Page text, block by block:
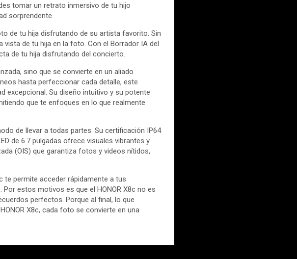
tomar un retrato inmersivo de tu hijo
sorprendente.
de tu hija disfrutando de su artista favorito. Sin
de tu hija en la foto. Con el Borrador IA del
de tu hija disfrutando del concierto.
sino que se convierte en un aliado
hasta perfeccionar cada detalle, este
excepcional. Su diseño intuitivo y su potente
que te enfoques en lo que realmente
de llevar a todas partes. Su certificación IP64
de 6.7 pulgadas ofrece visuales vibrantes y
(OIS) que garantiza fotos y videos nítidos,
te permite acceder rápidamente a tus
estos motivos es que el HONOR X8c no es
perfectos. Porque al final, lo que
X8c, cada foto se convierte en una